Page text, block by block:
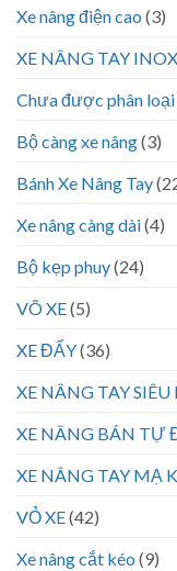
Xe nâng điện cao (3)
XE NÂNG TAY INOX
Chưa được phân loại
Bộ càng xe nâng(3)
Bánh Xe Nâng Tay
Xe nâng càng dài(4)
Bộ kẹp phuy(24)
VÕ XE(5)
XE ĐẨY(36)
XE NÂNG TAY
XE NÂNG BÁN TỰ
XE NÂNG TAY MẠ
VỎ XE(42)
Xe nâng cắt kéo (9)